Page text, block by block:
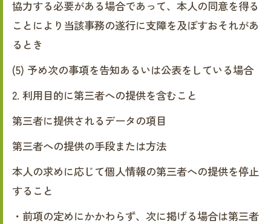
協力する必要がある場合であって、本人の同意を得る
ことにより当該事務の遂行に支障を及ぼすおそれがあ
るとき
(5) 予め次の事項を告知あるいは公表をしている場合
2. 利用目的に第三者への提供を含むこと
第三者に提供されるデータの項目
第三者への提供の手段または方法
本人の求めに応じて個人情報の第三者への提供を停止
すること
・前項の定めにかかわらず、次に掲げる場合は第三者